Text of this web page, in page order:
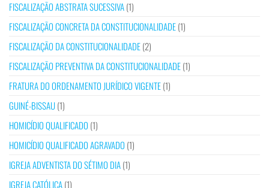
FISCALIZAÇÃO ABSTRATA SUCESSIVA(1)
FISCALIZAÇÃO CONCRETA DA CONSTITUCIONALIDADE(1)
FISCALIZAÇÃO DA CONSTITUCIONALIDADE(2)
FISCALIZAÇÃO PREVENTIVA DA CONSTITUCIONALIDADE(1)
FRATURA DO ORDENAMENTO JURÍDICO VIGENTE(1)
GUINÉ-BISSAU(1)
HOMICÍDIO QUALIFICADO (1)
HOMICÍDIO QUALIFICADO AGRAVADO (1)
IGREJA ADVENTISTA DO SÉTIMO DIA(1)
IGREJA CATÓLICA(1)